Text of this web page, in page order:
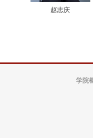
赵志庆
学院